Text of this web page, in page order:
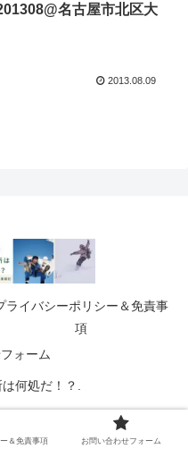
名古屋市北区大
2013.08.09
ライバシーポリシー＆免責事
項
ォーム
何処だ！？.
＆免責事項 お問い合わせフォーム